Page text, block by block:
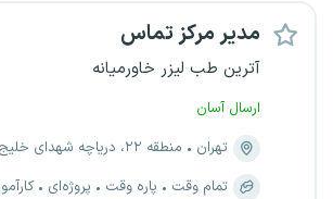
مدیر مرکز تماس
آترین طب لیزر خاورمیانه
ارسال آسان
تهران
منطقه ۲۲، دریاچه شهدای خلیج فارس
تمام وقت
پاره وقت پروژه‌ای